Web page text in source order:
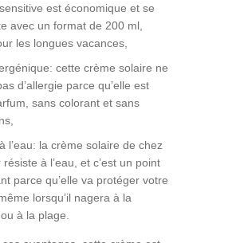
est économique et se
avec un format de 200 ml,
les longues vacances,
cette crème solaire ne
d’allergie parce qu’elle est
sans colorant et sans
l’eau: la crème solaire de chez
à l’eau, et c’est un point
parce qu’elle va protéger votre
lorsqu’il nagera à la
à la plage.